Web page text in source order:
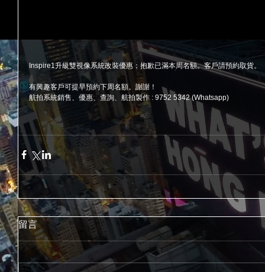
Inspire1升級雙視像系統改裝優惠；抱歉已滿本周名額。客戶請預約取貨。
有興趣客戶可提早預約下周名額。謝謝！
航拍系統銷售、優惠、查詢、航拍製作 : 9752 5342 (Whatsapp)
留言